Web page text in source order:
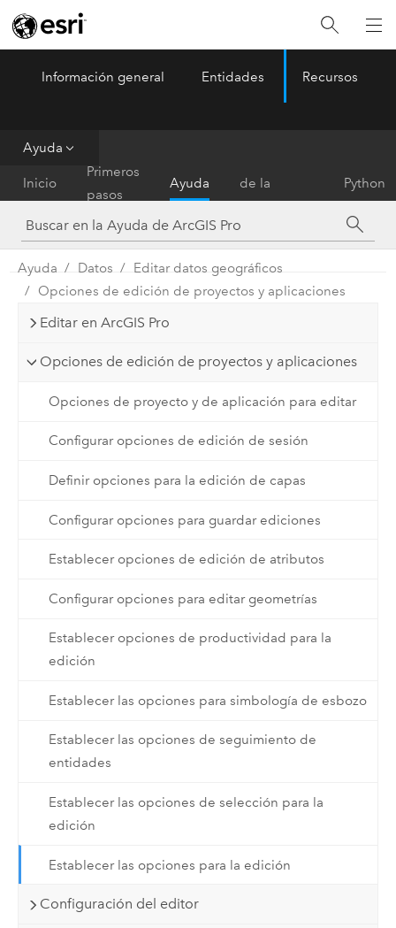
ArcGIS Pro Menu
Información general Entidades Recursos
Ayuda
Inicio
Primeros
pasos
Ayuda
de la
herramienta
Python
Ayuda Datos
Editar datos geográficos
Opciones de edición de proyectos y aplicaciones
Editar en ArcGIS Pro
Opciones de edición de proyectos y aplicaciones
Opciones de proyecto y de aplicación para editar
Configurar opciones de edición de sesión
Definir opciones para la edición de capas
Configurar opciones para guardar ediciones
Establecer opciones de edición de atributos
Configurar opciones para editar geometrías
Establecer opciones de productividad para la
edición
Establecer las opciones para simbología de esbozo
Establecer las opciones de seguimiento de
entidades
Establecer las opciones de selección para la
edición
Establecer las opciones para la edición
Configuración del editor